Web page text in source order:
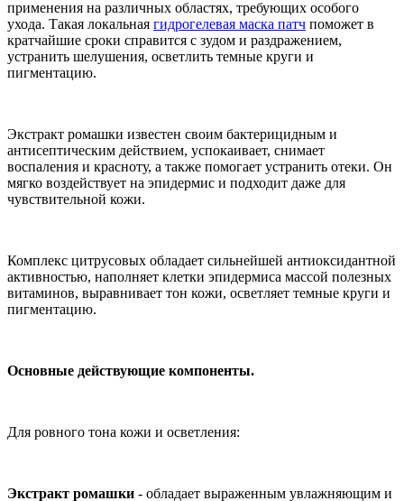
применения на различных областях, требующих особого
ухода. Такая локальная гидрогелевая маска патч поможет в
кратчайшие сроки справится с зудом и раздражением,
устранить шелушения, осветлить темные круги и
пигментацию.
Экстракт ромашки известен своим бактерицидным и
антисептическим действием, успокаивает, снимает
воспаления и красноту, а также помогает устранить отеки. Он
мягко воздействует на эпидермис и подходит даже для
чувствительной кожи.
Комплекс цитрусовых обладает сильнейшей антиоксидантной
активностью, наполняет клетки эпидермиса массой полезных
витаминов, выравнивает тон кожи, осветляет темные круги и
пигментацию.
Основные действующие компоненты.
Для ровного тона кожи и осветления:
Экстракт ромашки - обладает выраженным увлажняющим и